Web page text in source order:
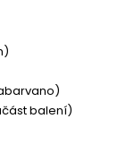
balení)